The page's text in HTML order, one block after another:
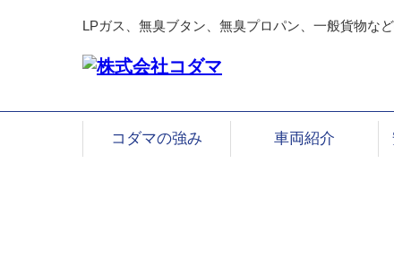
LPガス、無臭ブタン、無臭プロパン、一般貨物な
コダマの強み 車両紹介